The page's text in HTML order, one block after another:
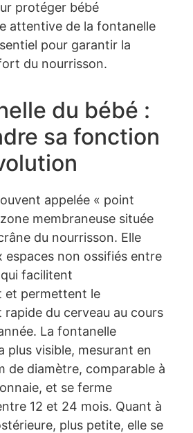
protéger bébé
attentive de la fontanelle
pour garantir la
du nourrisson.
du bébé :
sa fonction
appelée « point
membraneuse située
du nourrisson. Elle
espaces non ossifiés entre
facilitent
et permettent le
rapide du cerveau au cours
La fontanelle
plus visible, mesurant en
de diamètre, comparable à
et se ferme
12 et 24 mois. Quant à
plus petite, elle se